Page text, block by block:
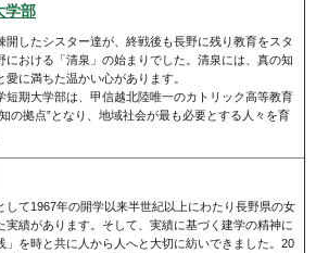
学部
開したシスター達が、終戦後も長野に残り教育をスタ
における「清泉」の始まりでした。清泉には、真の知
に満ちた温かい心があります。
短期大学部は、甲信越北陸唯一のカトリック高等教育
の拠点”となり、地域社会が最も必要とする人々を育
して1967年の開学以来半世紀以上にわたり長野県の女
実績があります。そして、実績に基づく建学の精神に
」を時と共に人から人へと大切に紡いできました。20